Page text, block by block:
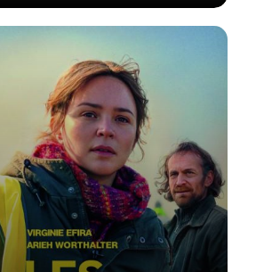
Voir la fiche du film